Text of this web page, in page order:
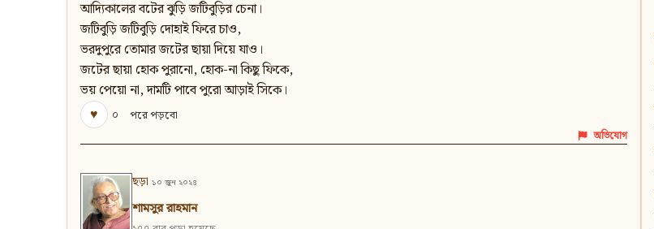
আদ্যিকালের বটের ঝুড়ি জটিবুড়ির চেনা।
জটিবুড়ি জটিবুড়ি দোহাই ফিরে চাও,
ভরদুপুরে তোমার জটের ছায়া দিয়ে যাও।
জটের ছায়া হোক পুরানো, হোক-না কিছু ফিকে,
ভয় পেয়ো না, দামটি পাবে পুরো আড়াই সিকে।
♥
০ পরে পড়বো
অভিযোগ
ছড়া ১০ জুন ২০২৪
শামসুর রাহমান